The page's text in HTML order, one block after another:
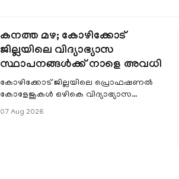
കനത്ത മഴ; കോഴിക്കോട്
ജില്ലയിലെ വിദ്യാഭ്യാസ
സ്ഥാപനങ്ങൾക്ക് നാളെ അവധി
കോഴിക്കോട് ജില്ലയിലെ പ്രൊഫഷണൽ
കോളേജുകൾ ഒഴികെ വിദ്യാഭ്യാസ
ജില്ലയിലെ മലയോര- തീരദേശ
07 Aug 2026